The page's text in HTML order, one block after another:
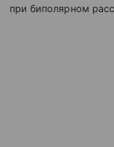
при биполярном